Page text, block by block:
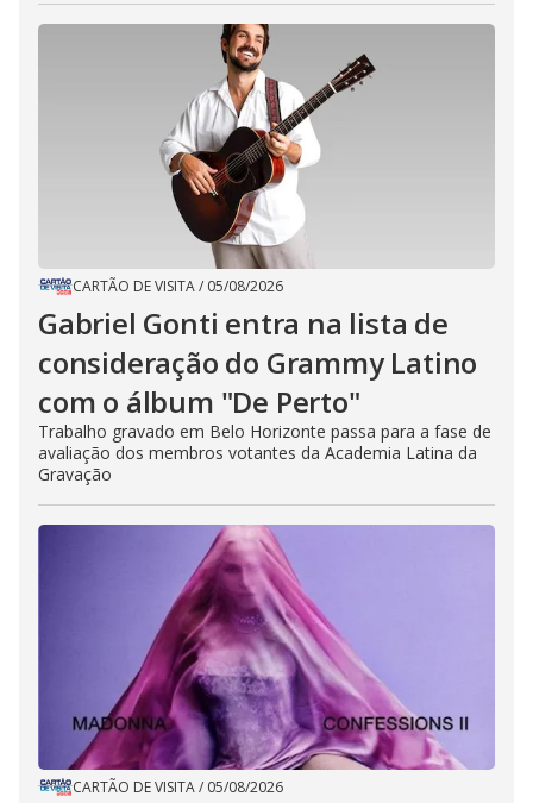
CARTÃO DE VISITA/ 05/08/2026
Gabriel Gonti entra na lista de
consideração do Grammy Latino
com o álbum "De Perto"
Trabalho gravado em Belo Horizonte passa para a fase de
avaliação dos membros votantes da Academia Latina da
Gravação
CARTÃO DE VISITA/ 05/08/2026